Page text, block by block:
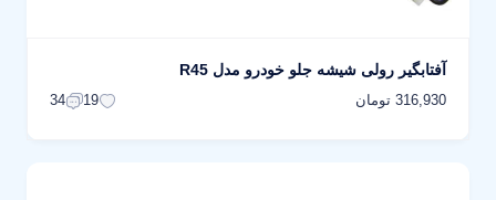
آفتابگیر رولی شیشه جلو خودرو مدل R45
316,930 تومان 19
34